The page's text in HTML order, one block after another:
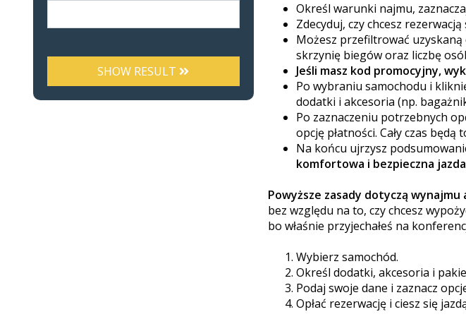
SHOW RESULT
Określ warunki najmu,
Zdecyduj, czy chcesz
Możesz przefiltrować uzyskaną
skrzynię biegów oraz liczbę
Jeśli masz kod promocyjny,
Po wybraniu samochodu i
dodatki i akcesoria (np.
Po zaznaczeniu potrzebnych
opcję płatności. Cały czas
Na końcu ujrzysz
komfortowa i bezpieczna
Powyższe zasady dotyczą
bez względu na to, czy chcesz
bo właśnie przyjechałeś na
Wybierz samochód.
Określ dodatki, akcesoria i
Podaj swoje dane i zaznacz
Opłać rezerwację i ciesz się